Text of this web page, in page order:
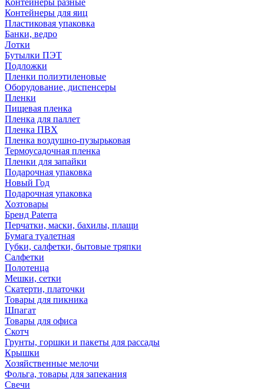
Контейнеры разные
Контейнеры для яиц
Пластиковая упаковка
Банки, ведро
Лотки
Бутылки ПЭТ
Подложки
Пленки полиэтиленовые
Оборудование, диспенсеры
Пленки
Пищевая пленка
Пленка для паллет
Пленка ПВХ
Пленка воздушно-пузырьковая
Термоусадочная пленка
Пленки для запайки
Подарочная упаковка
Новый Год
Подарочная упаковка
Хозтовары
Бренд Paterra
Перчатки, маски, бахилы, плащи
Бумага туалетная
Губки, салфетки, бытовые тряпки
Салфетки
Полотенца
Мешки, сетки
Скатерти, платочки
Товары для пикника
Шпагат
Товары для офиса
Скотч
Грунты, горшки и пакеты для рассады
Крышки
Хозяйственные мелочи
Фольга, товары для запекания
Свечи